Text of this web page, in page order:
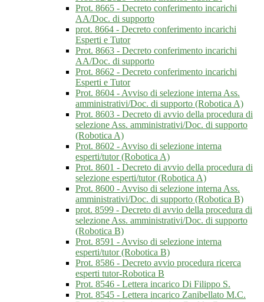
Prot. 8665 - Decreto conferimento incarichi
AA/Doc. di supporto
prot. 8664 - Decreto conferimento incarichi
Esperti e Tutor
Prot. 8663 - Decreto conferimento incarichi
AA/Doc. di supporto
Prot. 8662 - Decreto conferimento incarichi
Esperti e Tutor
Prot. 8604 - Avviso di selezione interna Ass.
amministrativi/Doc. di supporto (Robotica A)
Prot. 8603 - Decreto di avvio della procedura di
selezione Ass. amministrativi/Doc. di supporto
(Robotica A)
Prot. 8602 - Avviso di selezione interna
esperti/tutor (Robotica A)
Prot. 8601 - Decreto di avvio della procedura di
selezione esperti/tutor (Robotica A)
Prot. 8600 - Avviso di selezione interna Ass.
amministrativi/Doc. di supporto (Robotica B)
prot. 8599 - Decreto di avvio della procedura di
selezione Ass. amministrativi/Doc. di supporto
(Robotica B)
Prot. 8591 - Avviso di selezione interna
esperti/tutor (Robotica B)
Prot. 8586 - Decreto avvio procedura ricerca
esperti tutor-Robotica B
Prot. 8546 - Lettera incarico Di Filippo S.
Prot. 8545 - Lettera incarico Zanibellato M.C.